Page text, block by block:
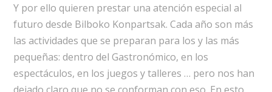
Y por ello quieren prestar una atención especial al
futuro desde Bilboko Konpartsak. Cada año son más
las actividades que se preparan para los y las más
pequeñas: dentro del Gastronómico, en los
espectáculos, en los juegos y talleres … pero nos han